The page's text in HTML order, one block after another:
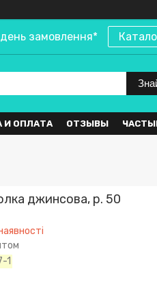
замовлення*
И ОПЛАТА ОТЗЫВЫ
джинсова, р. 50
1